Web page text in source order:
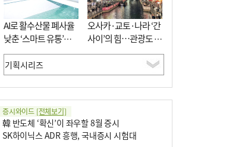
AI로 활수산물 폐사율
낮춘 ‘스마트 유통’…
사막·산악지대 수출
도전
오사카·교토·나라 ‘간
사이’의 힘…관광도 뭉
쳐야 흥한다
증시와이드 [전체보기]
韓 반도체 ‘확신’이 좌우할 8월 증시
SK하이닉스 ADR 흥행, 국내증시 시험대